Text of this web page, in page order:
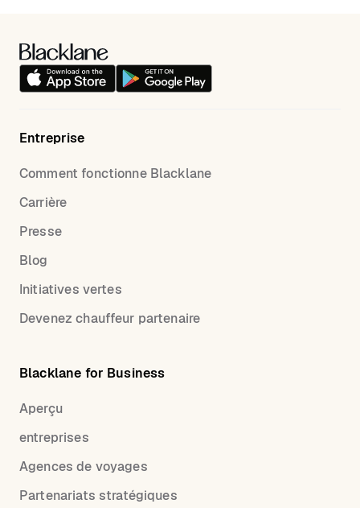
Entreprise
Comment fonctionne Blacklane
Carrière
Presse
Blog
Initiatives vertes
Devenez chauffeur partenaire
Blacklane for Business
Aperçu
entreprises
Agences de voyages
Partenariats stratégiques